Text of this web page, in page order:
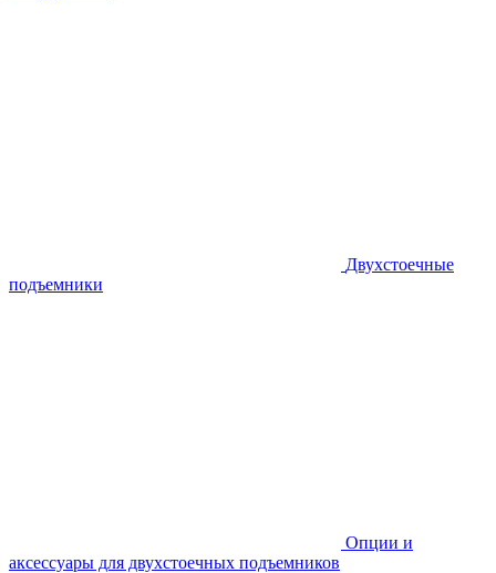
Двухстоечные
подъемники
Опции и
аксессуары для двухстоечных подъемников